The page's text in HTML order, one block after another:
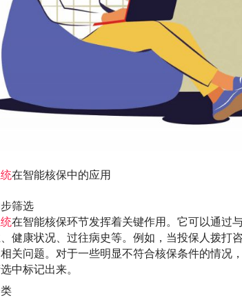
在智能核保中的应用
筛选
在智能核保环节发挥着关键作用。它可以通过
健康状况、过往病史等。例如，当投保人拨打
关问题。对于一些明显不符合核保条件的情况
中标记出来。